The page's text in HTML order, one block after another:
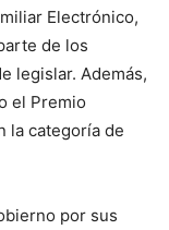
Electrónico,
de los
legislar. Además,
el Premio
la categoría de
por sus